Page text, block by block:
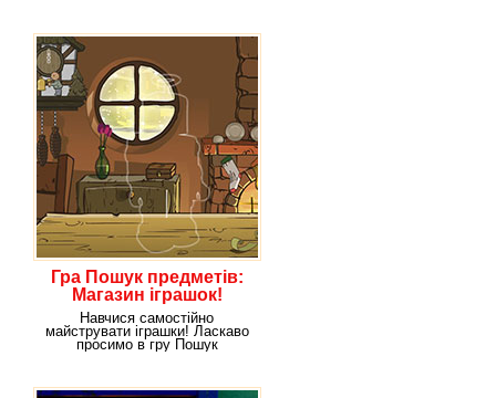
Гра Пошук предметів:
Магазин іграшок!
Навчися самостійно
майструвати іграшки! Ласкаво
просимо в гру Пошук